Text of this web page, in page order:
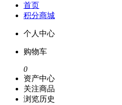
首页
积分商城
个人中心
购物车
0
资产中心
关注商品
浏览历史